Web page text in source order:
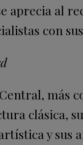
aprecia al
con
más
clásica,
y sus